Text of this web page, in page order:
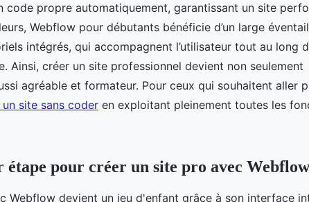
code propre automatiquement, garantissant un site
Webflow pour débutants bénéficie d’un large
intégrés, qui accompagnent l’utilisateur tout au long
Ainsi, créer un site professionnel devient non seulement
agréable et formateur. Pour ceux qui souhaitent aller
site sans coder en exploitant pleinement toutes les
étape pour créer un site pro avec Webflow
Webflow devient un jeu d'enfant grâce à son interface